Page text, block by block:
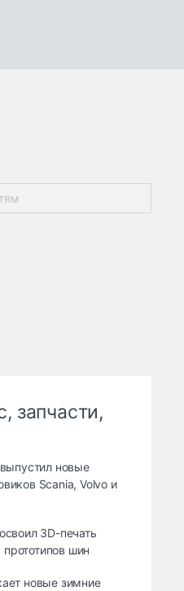
запчасти,
новые
Scania, Volvo и
3D-печать
шин
новые зимние